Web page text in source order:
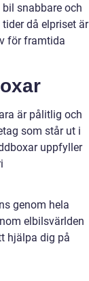
snabbare och
då elpriset är
för framtida
är pålitlig och
som står ut i
uppfyller
genom hela
elbilsvärlden
hjälpa dig på